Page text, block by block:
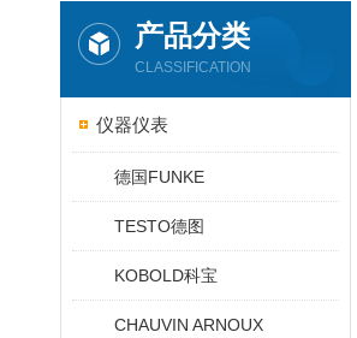
产品分类
CLASSIFICATION
仪器仪表
德国FUNKE
TESTO德图
KOBOLD科宝
CHAUVIN ARNOUX